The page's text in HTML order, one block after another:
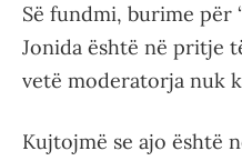
Së fundmi, burime për
Jonida është në pritje
vetë moderatorja nuk
Kujtojmë se ajo është